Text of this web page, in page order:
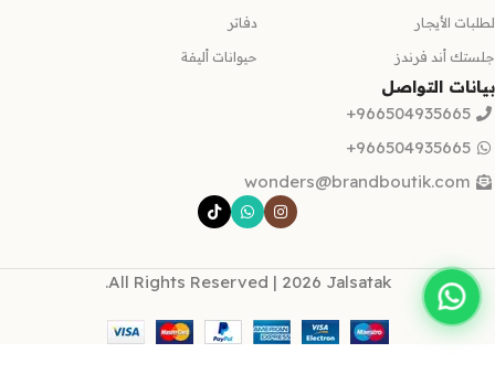
لطلبات الأيجار
جلستك أند فرندز
دفاتر
حيوانات أليفة
بيانات التواصل
966504935665+
966504935665+
wonders@brandboutik.com
All Rights Reserved | 2026 Jalsatak.